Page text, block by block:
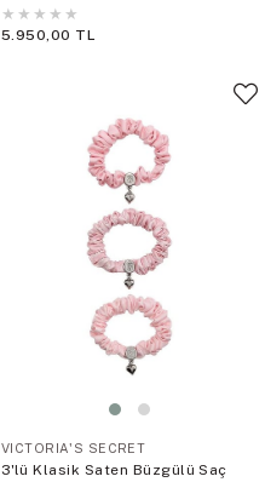
★ ★ ★ ★ ★
5.950,00 TL
VICTORIA'S SECRET
3'lü Klasik Saten Büzgülü Saç